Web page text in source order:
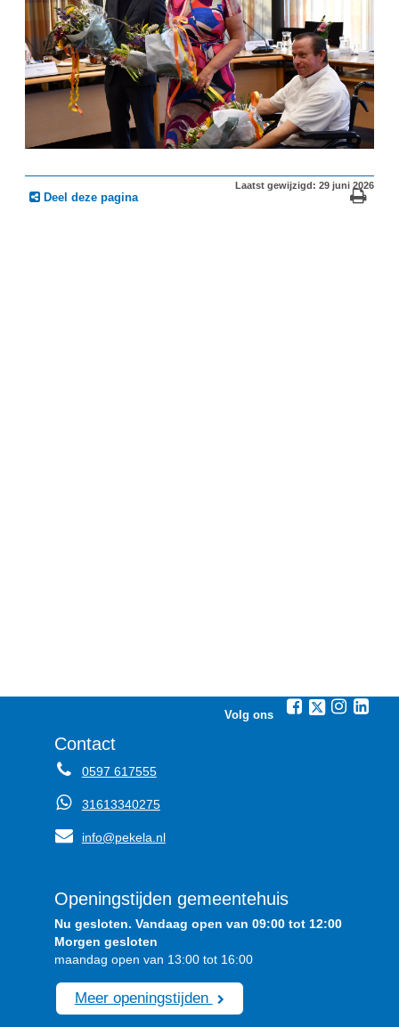
Deel deze pagina
Laatst gewijzigd: 29 juni 2026
Volg ons
Contact
0597 617555
31613340275
info@pekela.nl
Openingstijden gemeentehuis
Nu gesloten. Vandaag open van 09:00 tot 12:00
Morgen gesloten
maandag open van 13:00 tot 16:00
Meer openingstijden